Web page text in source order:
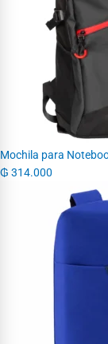
Mochila para
₲ 314.000